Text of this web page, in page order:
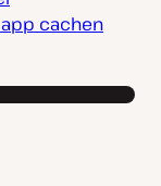
app cachen